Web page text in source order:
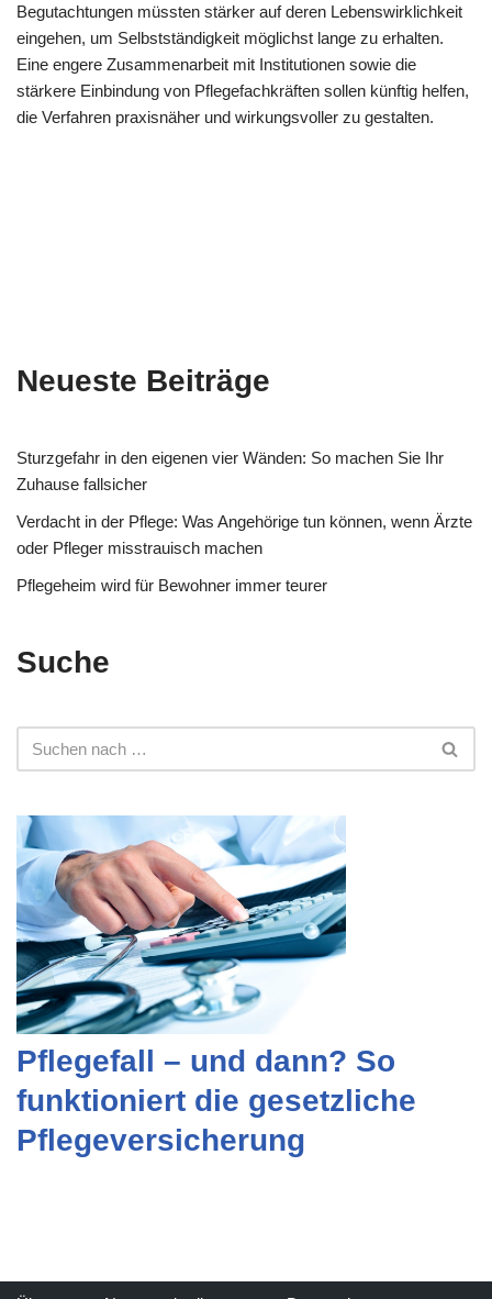
Begutachtungen müssten stärker auf deren Lebenswirklichkeit
eingehen, um Selbstständigkeit möglichst lange zu erhalten.
Eine engere Zusammenarbeit mit Institutionen sowie die
stärkere Einbindung von Pflegefachkräften sollen künftig helfen,
die Verfahren praxisnäher und wirkungsvoller zu gestalten.
Neueste Beiträge
Sturzgefahr in den eigenen vier Wänden: So machen Sie Ihr
Zuhause fallsicher
Verdacht in der Pflege: Was Angehörige tun können, wenn Ärzte
oder Pfleger misstrauisch machen
Pflegeheim wird für Bewohner immer teurer
Suche
Pflegefall – und dann? So
funktioniert die gesetzliche
Pflegeversicherung